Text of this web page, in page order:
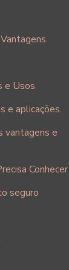
e Usos
e aplicações.
vantagens e
Conhecer
seguro